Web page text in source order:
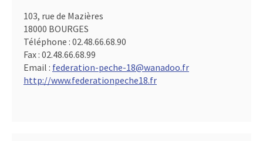
103, rue de Mazières
18000 BOURGES
Téléphone : 02.48.66.68.90
Fax : 02.48.66.68.99
Email : federation-peche-18@wanadoo.fr
http://www.federationpeche18.fr